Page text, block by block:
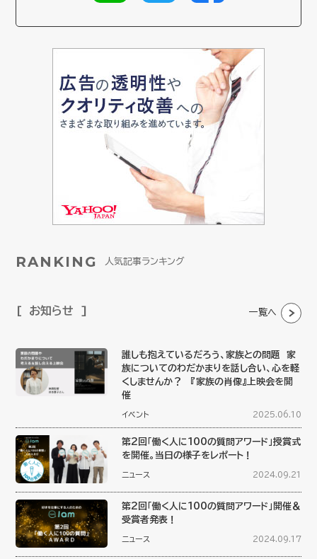
RANKING 人気記事ランキング
お知らせ 一覧へ
誰しも抱えているだろう、家族との問題 家
族についてのわだかまりを話し合い、心を軽
くしませんか？ 『家族の肖像』上映会を開
催
イベント 2025.06.10
第2回「働く人に100の質問アワード」授賞式
を開催。当日の様子をレポート！
ニュース 2024.09.21
第2回「働く人に100の質問アワード」開催＆
受賞者発表！
ニュース 2024.09.17